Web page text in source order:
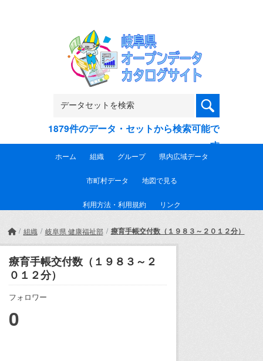
1879件のデータ・セットから検索可能で
す
ホーム 組織 グループ 県内広域データ
市町村データ 地図で見る
利用方法・利用規約 リンク
組織 岐阜県 健康福祉部 療育手帳交付数（１９８３～２０１２分）
療育手帳交付数（１９８３～２
０１２分）
フォロワー
0